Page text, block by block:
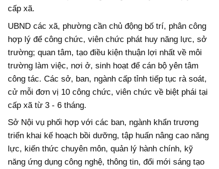
cấp xã.
UBND các xã, phường cần chủ động bố trí, phân công
hợp lý để công chức, viên chức phát huy năng lực, sở
trường; quan tâm, tạo điều kiện thuận lợi nhất về môi
trường làm việc, nơi ở, sinh hoạt để cán bộ yên tâm
công tác. Các sở, ban, ngành cấp tỉnh tiếp tục rà soát,
cử mỗi đơn vị 10 công chức, viên chức về biệt phái tại
cấp xã từ 3 - 6 tháng.
Sở Nội vụ phối hợp với các ban, ngành khẩn trương
triển khai kế hoạch bồi dưỡng, tập huấn nâng cao năng
lực, kiến thức chuyên môn, quản lý hành chính, kỹ
năng ứng dụng công nghệ, thông tin, đổi mới sáng tạo